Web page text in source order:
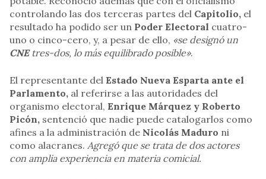
controlando las dos terceras partes del Capitolio, el
resultado ha podido ser un Poder Electoral cuatro-
uno o cinco-cero, y, a pesar de ello, «se designó un
CNE tres-dos, lo más equilibrado posible».
El representante del Estado Nueva Esparta ante el
Parlamento, al referirse a las autoridades del
organismo electoral, Enrique Márquez y Roberto
Picón, sentenció que nadie puede catalogarlos como
afines a la administración de Nicolás Maduro ni
como alacranes. Agregó que se trata de dos actores
con amplia experiencia en materia comicial.